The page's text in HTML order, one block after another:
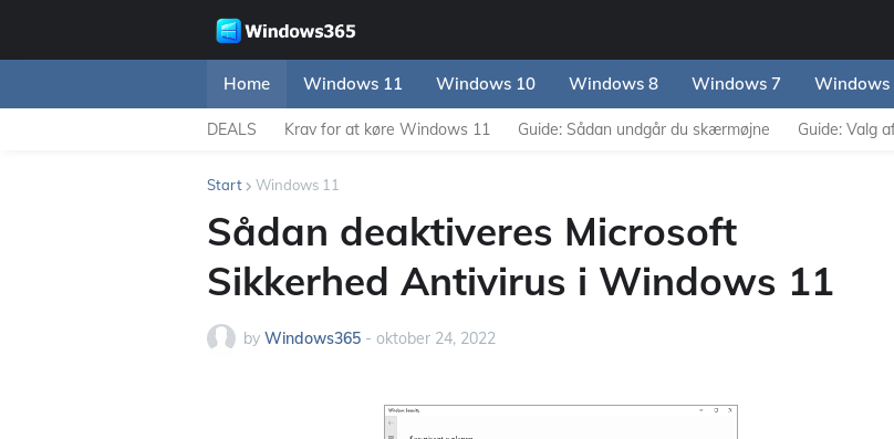
Home Windows 11 Windows 10 Windows 8 Windows 7 Windows
DEALS Krav for at køre Windows 11 Guide: Sådan undgår du skærmøjne Guide: Valg
Start Windows 11
Sådan deaktiveres Microsoft
Sikkerhed Antivirus i Windows 11
by Windows365 - oktober 24, 2022